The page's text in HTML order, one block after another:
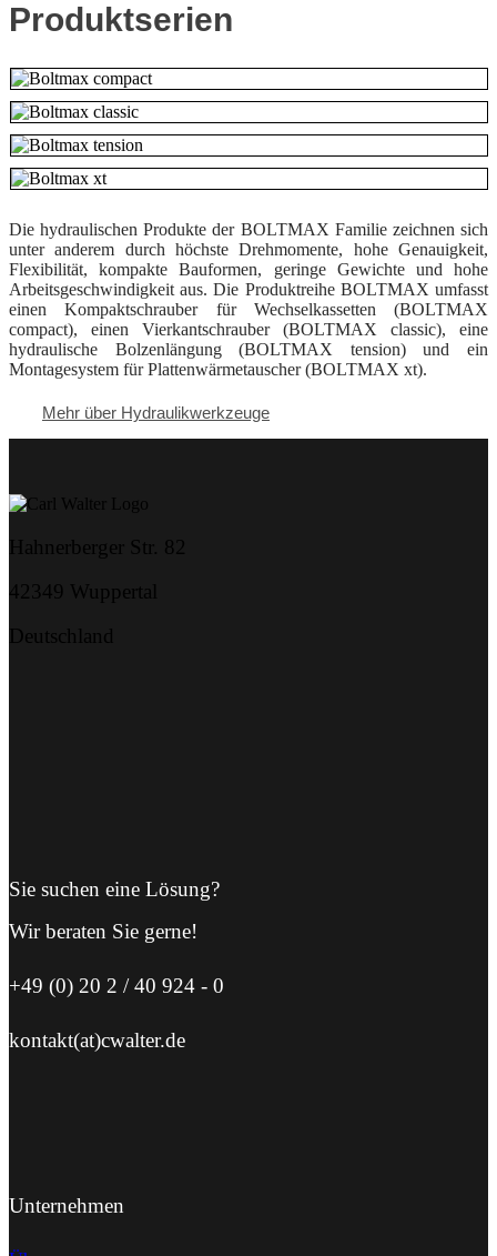
Produktserien
Die hydraulischen Produkte der BOLTMAX Familie zeichnen sich
unter anderem durch höchste Drehmomente, hohe Genauigkeit,
Flexibilität, kompakte Bauformen, geringe Gewichte und hohe
Arbeitsgeschwindigkeit aus. Die Produktreihe BOLTMAX umfasst
einen Kompaktschrauber für Wechselkassetten (BOLTMAX
compact), einen Vierkantschrauber (BOLTMAX classic), eine
hydraulische Bolzenlängung (BOLTMAX tension) und ein
Montagesystem für Plattenwärmetauscher (BOLTMAX xt).
Mehr über Hydraulikwerkzeuge
Hahnerberger Str. 82
42349 Wuppertal
Deutschland
Sie suchen eine Lösung?
Wir beraten Sie gerne!
+49 (0) 20 2 / 40 924 - 0
kontakt(at)cwalter.de
Unternehmen